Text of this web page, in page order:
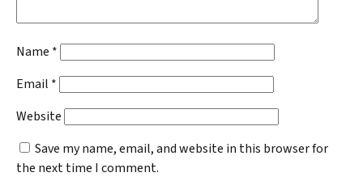
Name *
Email *
Website
Save my name, email, and website in this browser for
the next time I comment.